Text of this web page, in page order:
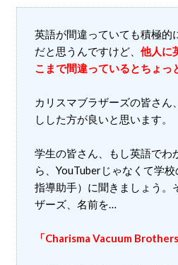
英語が間違っていても積極的
だと思うんですけど、 他人に
こまで間違っているとちょっ
カリスマブラザーズの皆さん
しした方が良いと思います。
学生の皆さん、もし英語でわ
ら、YouTuberじゃなくて学
指導助手）に聞きましょう。
ザーズ、名前を…
「Charisma Vacuum Brothers